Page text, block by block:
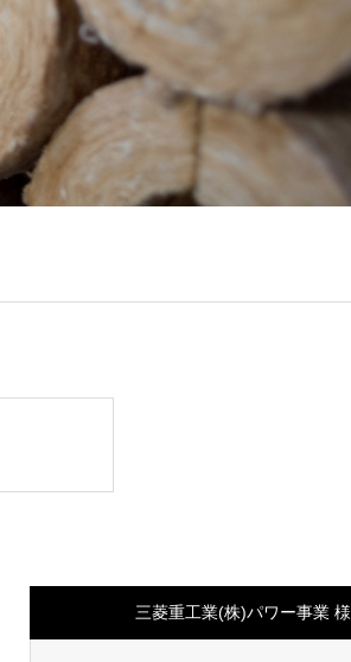
三菱重工業(株)パワー事業 様